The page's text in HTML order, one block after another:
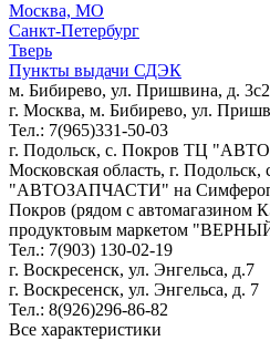
Москва, МО
Санкт-Петербург
Тверь
Пункты выдачи СДЭК
м. Бибирево, ул. Пришвина, д. 3с2
г. Москва, м. Бибирево, ул.
Тел.: 7(965)331-50-03
г. Подольск, c. Покров ТЦ
Московская область, г.
"АВТОЗАПЧАСТИ" на
Покров (рядом с
продуктовым маркетом
Тел.: 7(903) 130-02-19
г. Воскресенск, ул. Энгельса, д.7
г. Воскресенск, ул. Энгельса, д. 7
Тел.: 8(926)296-86-82
Все характеристики